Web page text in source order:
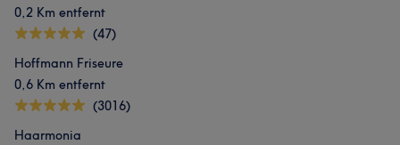
0,2 Km entfernt
(47)
Hoffmann Friseure
0,6 Km entfernt
(3016)
Haarmonia